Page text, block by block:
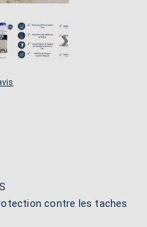
›
contre les taches